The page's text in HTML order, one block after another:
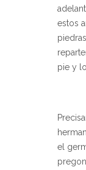
estos
pie y
el